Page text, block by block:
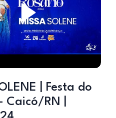
| Festa do
Caicó/RN |